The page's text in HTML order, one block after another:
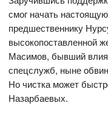
смог начать
предшественнику
высокопоставленной
Масимов, бывший
спецслужб, ныне
Но чистка может
Назарбаевых.